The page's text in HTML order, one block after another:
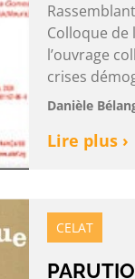
Colloque de
l’ouvrage
crises
Danièle
Lire plus ›
CELAT